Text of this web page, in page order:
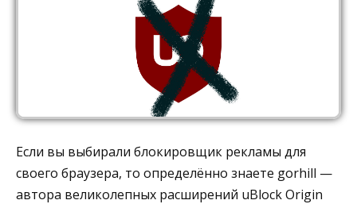
Если вы выбирали блокировщик рекламы для
своего браузера, то определённо знаете gorhill —
автора великолепных расширений uBlock Origin